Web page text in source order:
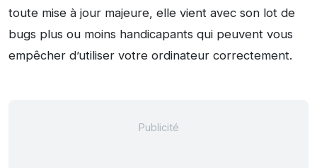
toute mise à jour majeure, elle vient avec son lot de
bugs plus ou moins handicapants qui peuvent vous
empêcher d’utiliser votre ordinateur correctement.